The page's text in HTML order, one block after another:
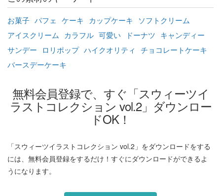
お菓子 パフェ ケーキ カップケーキ
ソフトクリーム
アイスクリーム
カラフル 可愛い ドーナツ キャンディー
サンデー
ロリポップ ハイクオリティ
チョコレートケーキ
バースデーケーキ
無料会員登録で、すぐ「スウィーツイ
ラストコレクション vol.2」ダウンロー
ドOK！
「スウィーツイラストコレクション vol.2」をダウンロードをする
には、無料会員登録をするだけ！すぐにダウンロードができるよ
うになります。